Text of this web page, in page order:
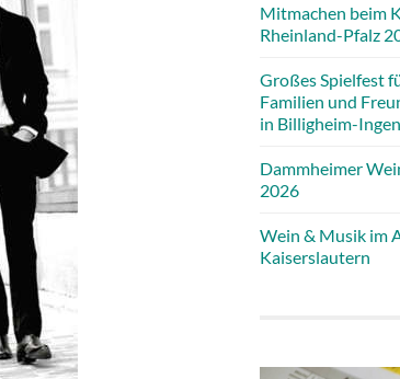
Mitmachen beim
Rheinland-Pfalz
Großes Spielfest
Familien und
in Billigheim-
Dammheimer
2026
Wein & Musik im
Kaiserslautern